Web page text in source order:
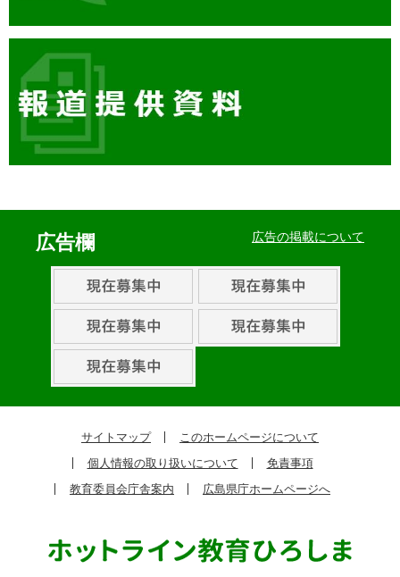
広告欄 広告の掲載について
サイトマップ
このホームページについて
個人情報の取り扱いについて
免責事項
教育委員会庁舎案内
広島県庁ホームページへ